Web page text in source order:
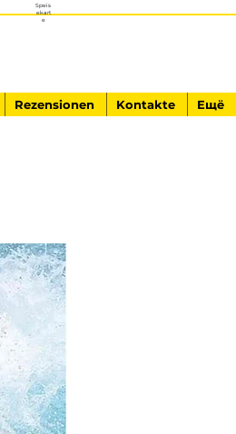
Speis
ekart
e
Rezensionen Kontakte Ещё